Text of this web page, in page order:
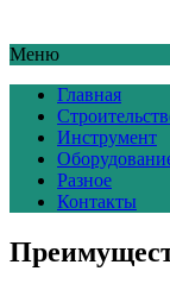
Меню
Главная
Инструмент
Разное
Контакты